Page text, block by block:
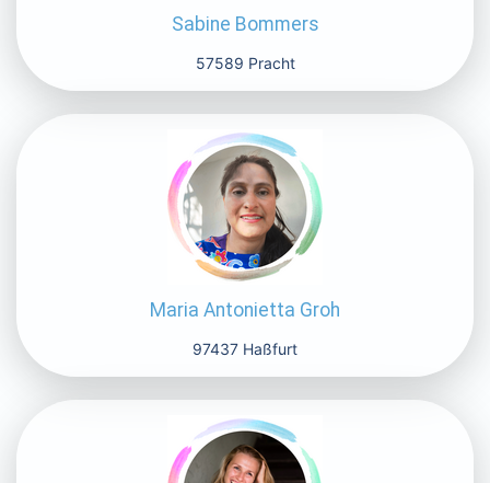
Sabine Bommers
57589 Pracht
Maria Antonietta Groh
97437 Haßfurt